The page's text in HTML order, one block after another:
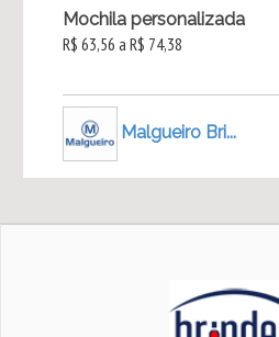
Mochila personalizada
R$ 63,56 a R$ 74,38
Malgueiro Bri...